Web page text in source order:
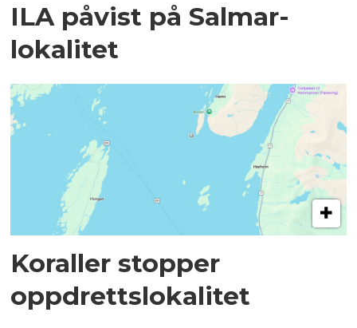
ILA påvist på Salmar-
lokalitet
Koraller stopper
oppdrettslokalitet